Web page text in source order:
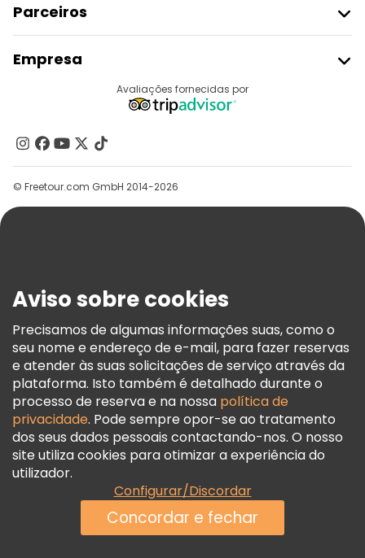
Parceiros
Registo Do Fornecedor
Programa De Afiliados
Empresa
Contacte-Nos
Grupos
Ajuda
Termos E Informações Legais
Política De Cookies
Freetour Prémios
Programa De Fidelidade
Avaliações fornecidas por
© Freetour.com GmbH 2014-2026
Aviso sobre cookies
Precisamos de algumas informações suas, como o
seu nome e endereço de e-mail, para fazer reservas
e atender às suas solicitações de serviço através da
plataforma. Isto também é detalhado durante o
processo de reserva e na nossa política de
privacidade. Pode sempre opor-se ao tratamento
dos seus dados pessoais contactando-nos. O nosso
site utiliza cookies para otimizar a experiência do
utilizador.
Configurar/Discordar
Concordar e fechar